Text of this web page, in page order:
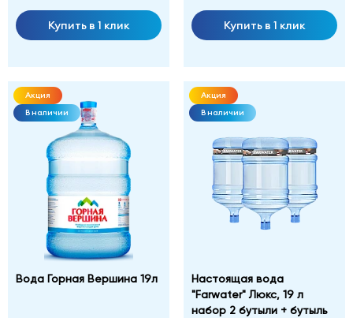
Купить в 1 клик Купить в 1 клик
Акция
В наличии
Вода Горная Вершина 19л
Акция
В наличии
Настоящая вода
"Farwater" Люкс, 19 л
набор 2 бутыли + бутыль